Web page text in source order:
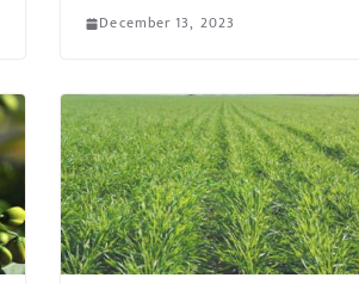
December 13, 2023